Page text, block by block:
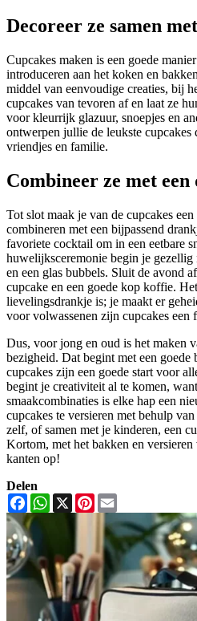
Decoreer ze samen
Cupcakes maken is een goede
introduceren aan het koken en
middel van eenvoudige creaties, bij
cupcakes van tevoren af en laat ze
voor kleurrijk glazuur, snoepjes en
ontwerpen jullie de leukste cupcakes
vriendjes en familie.
Combineer ze met
Tot slot maak je van de cupcakes
combineren met een bijpassend
favoriete cocktail om in een eetbare
huwelijksceremonie begin je gezellig
en een glas bubbels. Sluit de avond
cupcake en een goede kop koffie.
lievelingsdrankje is; je maakt er
voor volwassenen zijn cupcakes een
Dus, voor jong en oud is het maken
bezigheid. Dat begint met een
cupcakes zijn een goede start voor
begint je creativiteit al te komen,
smaakcombinaties is elke hap een
cupcakes te versieren met behulp
zelf, of samen met je kinderen, een
Kortom, met het bakken en
kanten op!
Delen
FacebookWhatsApp
X Pinterest